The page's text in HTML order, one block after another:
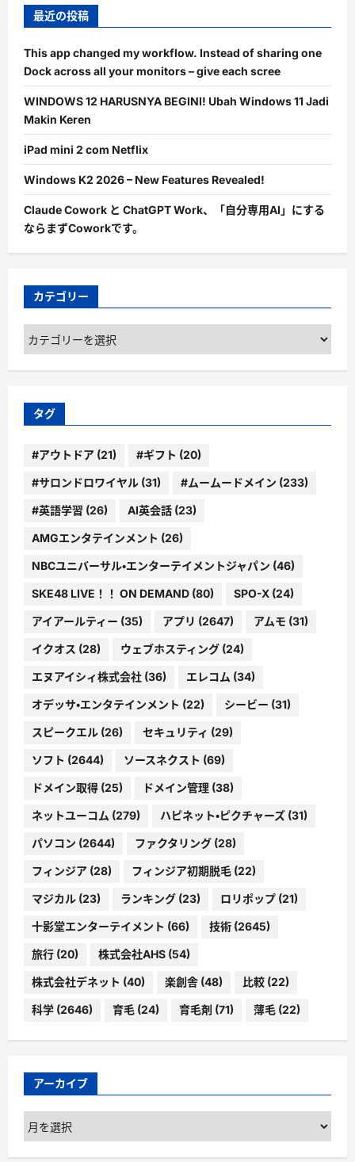
最近の投稿
This app changed my workflow. Instead of sharing one
Dock across all your monitors – give each scree
WINDOWS 12 HARUSNYA BEGINI! Ubah Windows 11 Jadi
Makin Keren
iPad mini 2 com Netflix
Windows K2 2026 – New Features Revealed!
Claude Cowork と ChatGPT Work、「自分専用AI」にする
ならまずCoworkです。
カテゴリー
カ
ゴ
ー
タグ
#アウトドア (21) #ギフト (20)
#サロンドロワイヤル (31) #ムームードメイン (233)
#英語学習 (26) AI英会話 (23)
AMGエンタテインメント (26)
NBCユニバーサル・エンターテイメントジャパン (46)
SKE48 LIVE！！ ON DEMAND (80) SPO-X (24)
アイアールティー (35) アプリ (2647) アムモ (31)
イクオス (28) ウェブホスティング (24)
エヌアイシィ株式会社 (36) エレコム (34)
オデッサ・エンタテインメント (22) シービー (31)
スピークエル (26) セキュリティ (29)
ソフト (2644) ソースネクスト (69)
ドメイン取得 (25) ドメイン管理 (38)
ネットユーコム (279) ハピネット・ピクチャーズ (31)
パソコン (2644) ファクタリング (28)
フィンジア (28) フィンジア初期脱毛 (22)
マジカル (23) ランキング (23) ロリポップ (21)
十影堂エンターテイメント (66) 技術 (2645)
旅行 (20) 株式会社AHS (54)
株式会社デネット (40) 楽創舎 (48) 比較 (22)
科学 (2646) 育毛 (24) 育毛剤 (71) 薄毛 (22)
アーカイブ
ア
ー
カ